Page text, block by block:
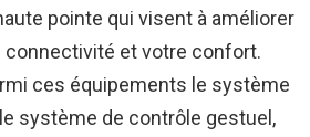
pointe qui visent à améliorer
et votre confort.
ces équipements le système
système de contrôle gestuel,